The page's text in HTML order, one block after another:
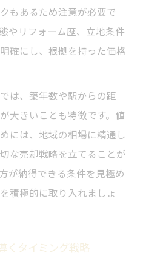
もあるため注意が必要で
やリフォーム歴、立地条件
確にし、根拠を持った価格
は、築年数や駅からの距
大きいことも特徴です。値
には、地域の相場に精通し
な売却戦略を立てることが
が納得できる条件を見極め
積極的に取り入れましょ
くタイミング戦略